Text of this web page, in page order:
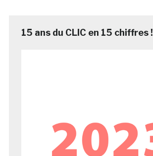
15 ans du CLIC en 15 chiffres !